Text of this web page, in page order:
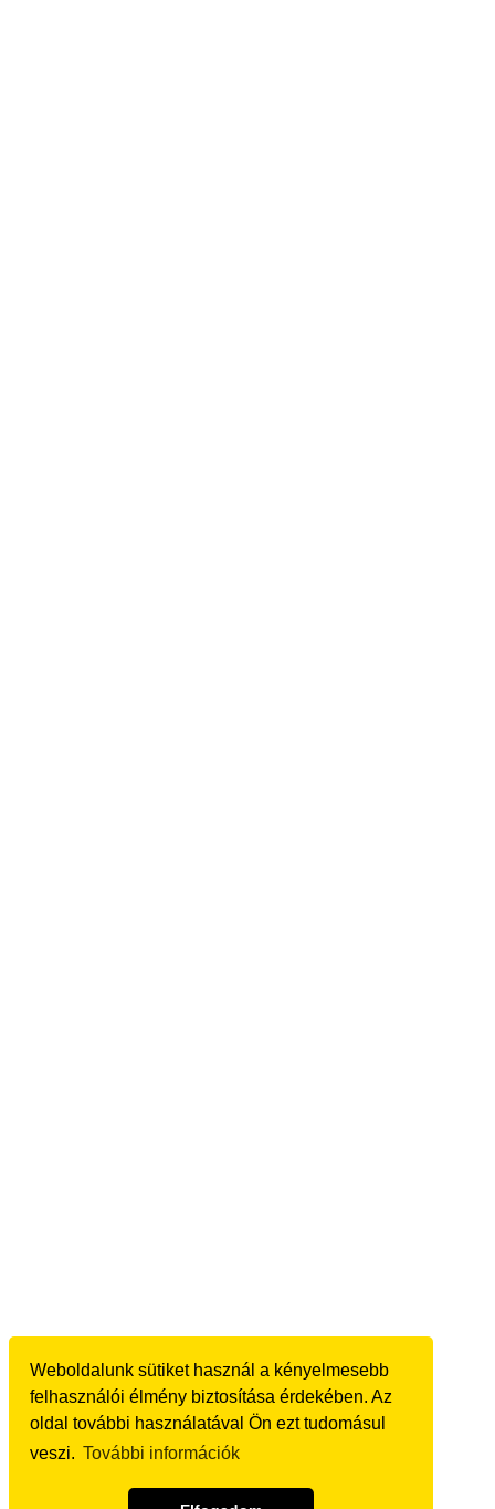
Weboldalunk sütiket használ a kényelmesebb
felhasználói élmény biztosítása érdekében. Az
oldal további használatával Ön ezt tudomásul
veszi. További információk